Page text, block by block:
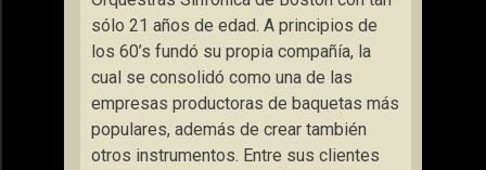
sólo 21 años de edad. A principios de
los 60’s fundó su propia compañía, la
cual se consolidó como una de las
empresas productoras de baquetas más
populares, además de crear también
otros instrumentos. Entre sus clientes